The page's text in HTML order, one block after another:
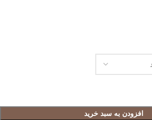
افزودن به سبد خرید